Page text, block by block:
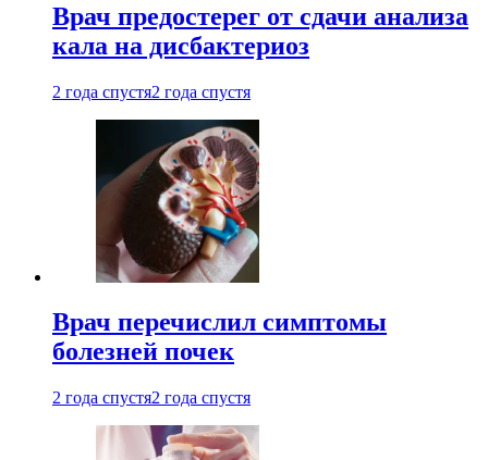
Врач предостерег от сдачи анализа
кала на дисбактериоз
2 года спустя2 года спустя
Врач перечислил симптомы
болезней почек
2 года спустя2 года спустя